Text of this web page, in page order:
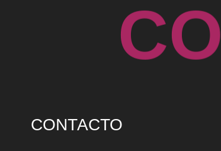
CO
CONTACTO